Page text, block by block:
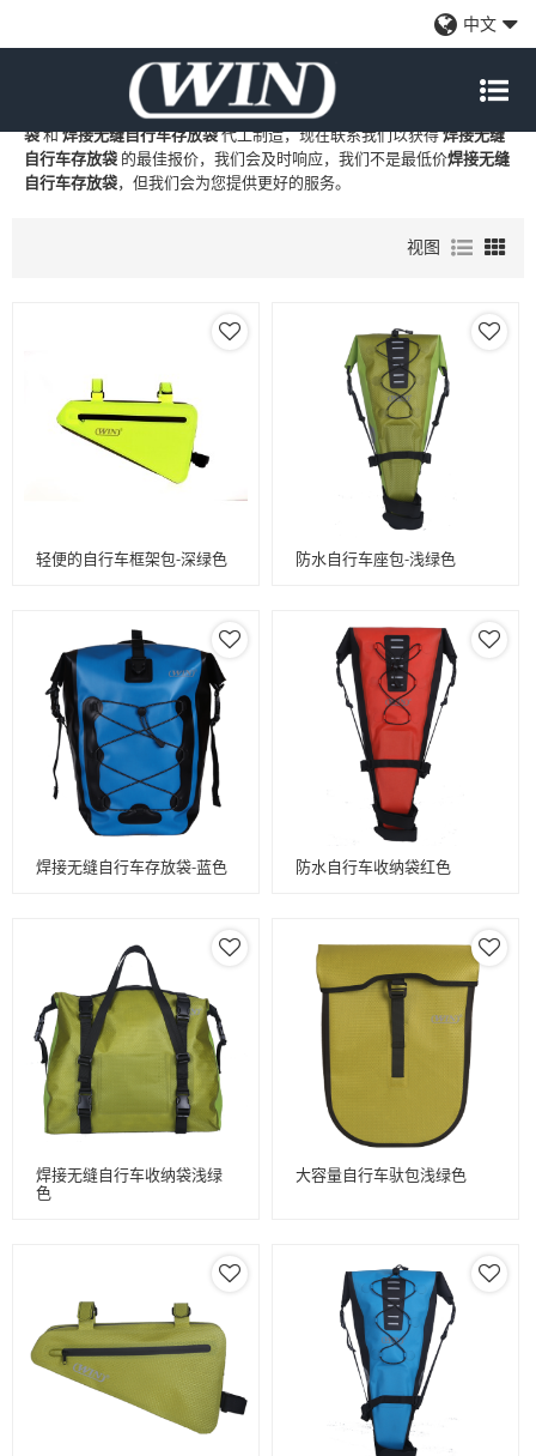
中文
焊接无缝自行车存放袋 的专业中国制造商和供应商，我们提供
焊接无缝自行车存放袋工厂、自有品牌
袋和焊接无缝自行车存放袋代工制造，现在联系我们以获得焊接无缝
自行车存放袋 的最佳报价，我们会及时响应，我们不是最低价焊接无缝
自行车存放袋，但我们会为您提供更好的服务。
视图
轻便的自行车框架包-深绿色 防水自行车座包-浅绿色
焊接无缝自行车存放袋-蓝色 防水自行车收纳袋红色
焊接无缝自行车收纳袋浅绿
色
大容量自行车驮包浅绿色